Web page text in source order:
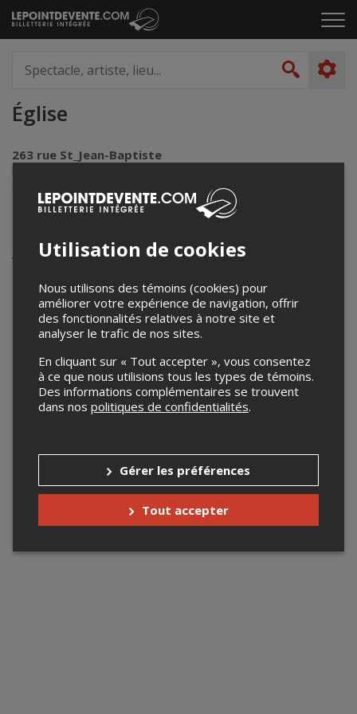
Passer
au
le
artiste,
lieu...
Église
263 rue St_Jean-Baptiste
l'Anse-St-Jean, QC
Votre recherche n'a retourné aucun résultat.
Utilisation de cookies
Nous utilisons des témoins (cookies) pour
améliorer votre expérience de navigation, offrir
des fonctionnalités relatives à notre site et
analyser le trafic de nos sites.
En cliquant sur « Tout accepter », vous consentez
à ce que nous utilisions tous les types de témoins.
Des informations complémentaires se trouvent
dans nos politiques de confidentialités.
Gérer les préférences
Tout accepter